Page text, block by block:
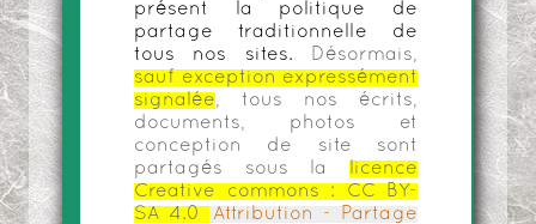
présent la politique de
partage traditionnelle de
tous nos sites.
Désormais,
sauf exception expressément
signalée, tous nos écrits,
documents, photos et
conception de site sont
partagés sous la
licence
Creative commons :
CC BY-
SA 4.0
Attribution - Partage